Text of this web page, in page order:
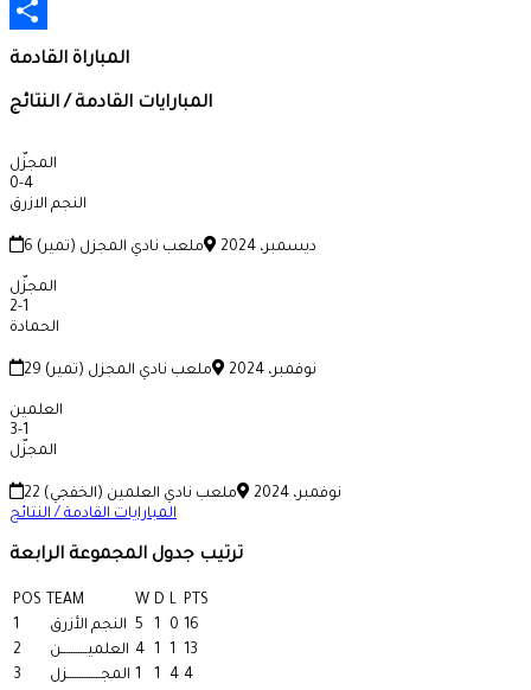
Email
Share
المباراة القادمة
المبارايات القادمة / النتائج
المجزّل
0-4
النجم الازرق
6 ديسمبر، 2024 ملعب نادي المجزل (تمير)
المجزّل
2-1
الحمادة
29 نوفمبر، 2024 ملعب نادي المجزل (تمير)
العلمين
3-1
المجزّل
22 نوفمبر، 2024
ملعب نادي العلمين (الخفجي)
المبارايات القادمة / النتائج
ترتيب جدول المجموعة الرابعة
POS TEAM W D L PTS
1
النجم الأزرق 5 1 0 16
2
العلميـــــــــــن 4 1 1
13
3
المجــــــــــــــزل 1 1 4 4